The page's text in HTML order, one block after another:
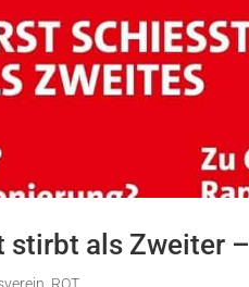
stirbt als Zweiter –
ROT